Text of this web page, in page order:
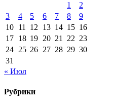
1
2
3
4 5 6 7 8
9
10 11 12 13 14 15 16
17 18 19 20 21 22 23
24 25 26 27 28 29 30
31
« Июл
Рубрики